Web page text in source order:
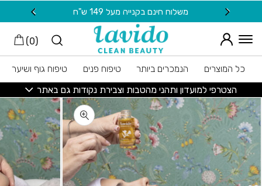
Skip to Content משלוח חינם בקנייה מעל 149 ש"ח
(
0
)
כל המוצרים הנמכרים ביותר טיפוח פנים
טיפוח גוף ושיער
הצטרפי למועדון ותהני מהטבות וצבירת נקודות גם באתר
בחזרה למעלה